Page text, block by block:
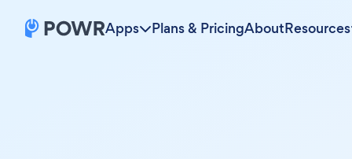
Apps Plans & PricingAboutResources